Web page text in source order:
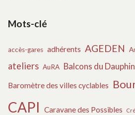
Mots-clé
accès-gares adhérents AGEDEN
ateliers AuRA Balcons du
Baromètre des villes cyclables
CAPI Caravane des Possibles